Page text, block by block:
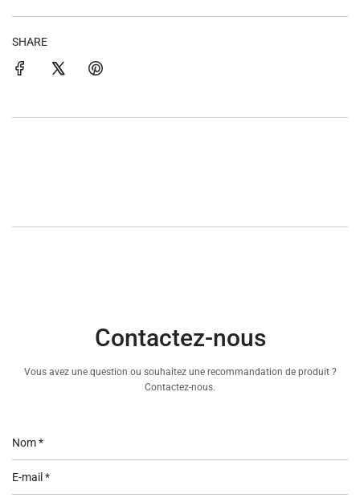
SHARE
Contactez-nous
Vous avez une question ou souhaitez une recommandation de produit ?
Contactez-nous.